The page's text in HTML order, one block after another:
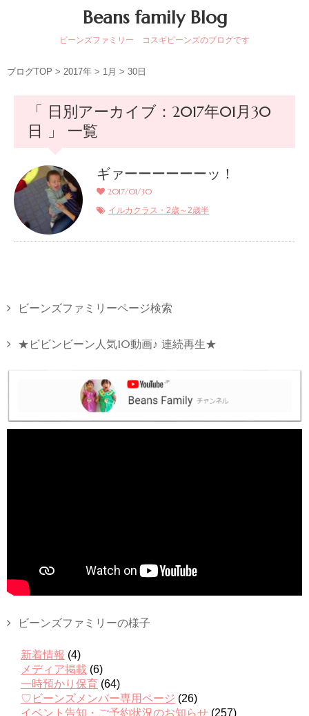
Beans family Blog
ビーンズファミリー コスギビーンズのブログです
ブログTOP > 2017年 > 1月 > 30日
「 日別アーカイブ：2017年01月30
日 」 一覧
ギァーーーーーーッ！
2017/01/30
イルカクラス・2歳～2歳半
ビーンズファミリーページ検索
★ビビンビーン人気10動画♪ 連続再生★
ビーンズファミリーの様子
新着情報 (4)
メディア掲載 (6)
一時預かり保育 (64)
♡ビーンズメンバー専用ページ (26)
イベント告知・ご予約状況のお知らせ (257)